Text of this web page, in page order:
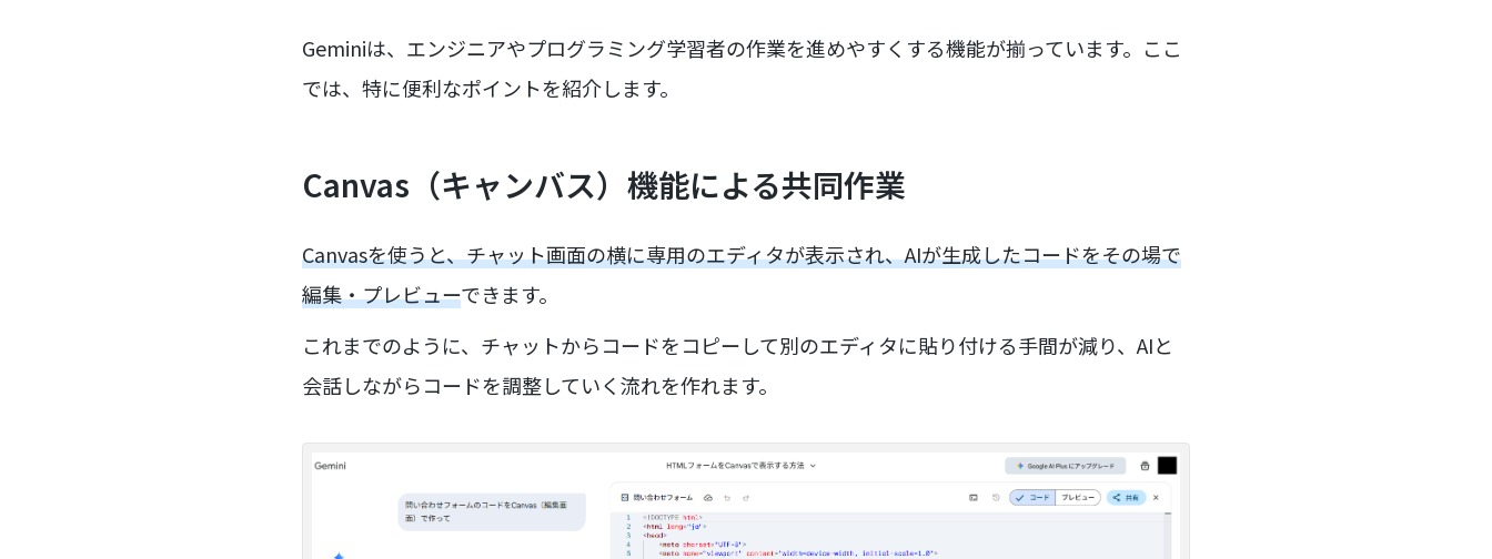
Geminiは、エンジニアやプログラミング学習者の作業を進めやすくする機能が揃っています。ここ
では、特に便利なポイントを紹介します。
Canvas（キャンバス）機能による共同作業
Canvasを使うと、チャット画面の横に専用のエディタが表示され、AIが生成したコードをその場で
編集・プレビューできます。
これまでのように、チャットからコードをコピーして別のエディタに貼り付ける手間が減り、AIと
会話しながらコードを調整していく流れを作れます。